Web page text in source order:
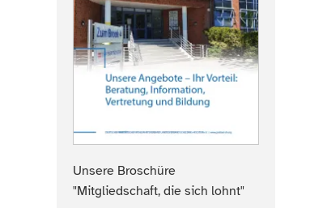
Unsere Broschüre
"Mitgliedschaft, die sich lohnt"